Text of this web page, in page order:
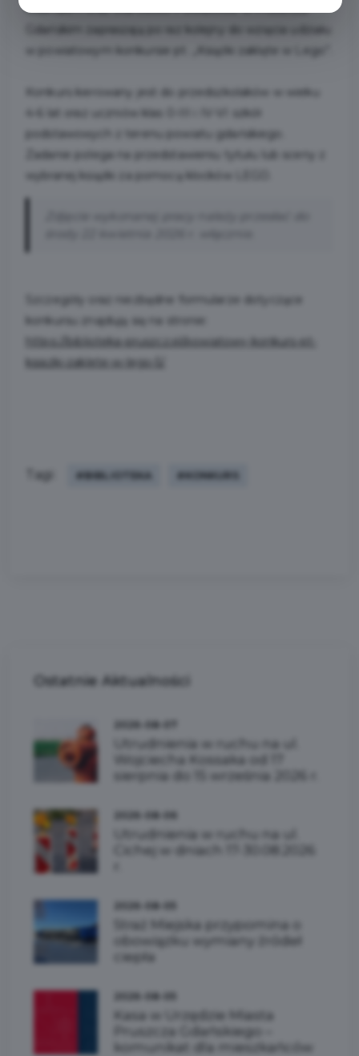
Gdańskim oraz Starostwo Powiatowe w Pruszczu
w powiatowym konkursie pt. „Książki zaklęte w Lego”.
Konkurs kierowany jest do przedszkolaków w wieku
4-6 lat oraz uczniów klas 0-III i IV-VI szkół
podstawowych z terenu powiatu gdańskiego.
Zadanie polega na przedstawieniu tytułu lub sceny z
wybranej książki za pomocą klocków LEGO.
Szczegóły oraz niezbędne formularze dotyczące
konkursu znajdują się na stronie:
https://biblioteka-pruszcz.pl/powiatowy-konkurs-pt-
ksiazki-zaklete-w-lego-5/
Tagi: #BIBLIOTEKA #KONKURS
Ostatnie Aktualności
2026-08-07
Utrudnienia w ruchu na ul.
Wojciecha Kossaka od 17
sierpnia do 15 września 2026 r.
2026-08-06
Utrudnienia w ruchu na ul.
Cichej w dniach 17-30.08.2026
2026-08-05
Straż Miejska przypomina o
obowiązku wymiany źródeł
ciepła
2026-08-05
Kasa w Urzędzie Miasta
Pruszcza Gdańskiego –
komunikat dla mieszkańców